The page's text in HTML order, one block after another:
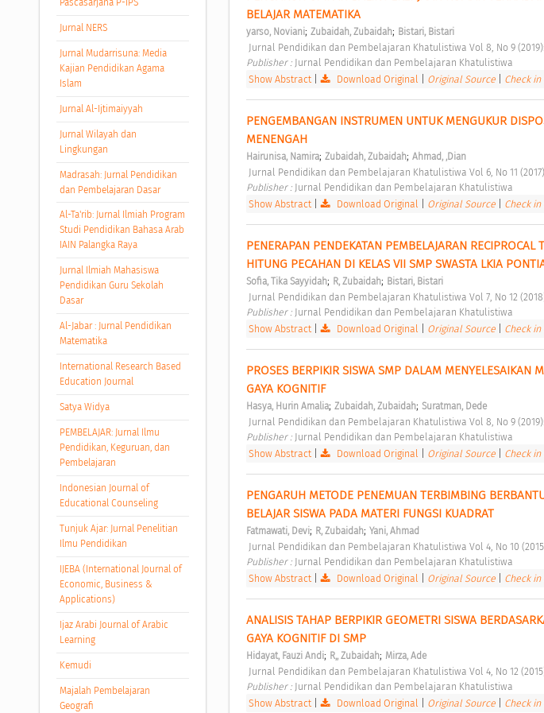
Jurnal NERS
Jurnal Mudarrisuna: Media
Kajian Pendidikan Agama
Islam
Jurnal Al-Ijtimaiyyah
Jurnal Wilayah dan
Lingkungan
Madrasah: Jurnal Pendidikan
dan Pembelajaran Dasar
Al-Ta'rib: Jurnal Ilmiah Program
Studi Pendidikan Bahasa Arab
IAIN Palangka Raya
Jurnal Ilmiah Mahasiswa
Pendidikan Guru Sekolah
Dasar
Al-Jabar : Jurnal Pendidikan
Matematika
International Research Based
Education Journal
Satya Widya
PEMBELAJAR: Jurnal Ilmu
Pendidikan, Keguruan, dan
Pembelajaran
Indonesian Journal of
Educational Counseling
Tunjuk Ajar: Jurnal Penelitian
Ilmu Pendidikan
IJEBA (International Journal of
Economic, Business &
Applications)
Ijaz Arabi Journal of Arabic
Learning
Kemudi
Majalah Pembelajaran
Geografi
BELAJAR MATEMATIKA
yarso, Noviani; Zubaidah, Zubaidah; Bistari, Bistari
Jurnal Pendidikan dan Pembelajaran Khatulistiwa Vol 8, No 9
Publisher : Jurnal Pendidikan dan Pembelajaran Khatulistiwa
Show Abstract| Download Original Original Source Check
PENGEMBANGAN INSTRUMEN UNTUK MENGUKUR
MENENGAH
Hairunisa, Namira; Zubaidah, Zubaidah; Ahmad, ,Dian
Jurnal Pendidikan dan Pembelajaran Khatulistiwa Vol 6, No 11
Publisher : Jurnal Pendidikan dan Pembelajaran Khatulistiwa
Show Abstract| Download Original Original Source Check
PENERAPAN PENDEKATAN PEMBELAJARAN
HITUNG PECAHAN DI KELAS VII SMP SWASTA LKIA
Sofia, Tika Sayyidah; R, Zubaidah; Bistari, Bistari
Jurnal Pendidikan dan Pembelajaran Khatulistiwa Vol 7, No 12
Publisher : Jurnal Pendidikan dan Pembelajaran Khatulistiwa
Show Abstract| Download Original Original Source Check
PROSES BERPIKIR SISWA SMP DALAM MENYELESAIKAN
GAYA KOGNITIF
Hasya, Hurin Amalia; Zubaidah, Zubaidah; Suratman, Dede
Jurnal Pendidikan dan Pembelajaran Khatulistiwa Vol 8, No 9
Publisher : Jurnal Pendidikan dan Pembelajaran Khatulistiwa
Show Abstract| Download Original Original Source Check
PENGARUH METODE PENEMUAN TERBIMBING
BELAJAR SISWA PADA MATERI FUNGSI KUADRAT
Fatmawati, Devi; R, Zubaidah; Yani, Ahmad
Jurnal Pendidikan dan Pembelajaran Khatulistiwa Vol 4, No 10
Publisher : Jurnal Pendidikan dan Pembelajaran Khatulistiwa
Show Abstract| Download Original Original Source Check
ANALISIS TAHAP BERPIKIR GEOMETRI SISWA
GAYA KOGNITIF DI SMP
Hidayat, Fauzi Andi; R,, Zubaidah; Mirza, Ade
Jurnal Pendidikan dan Pembelajaran Khatulistiwa Vol 4, No 12
Publisher : Jurnal Pendidikan dan Pembelajaran Khatulistiwa
Show Abstract| Download Original Original Source Check